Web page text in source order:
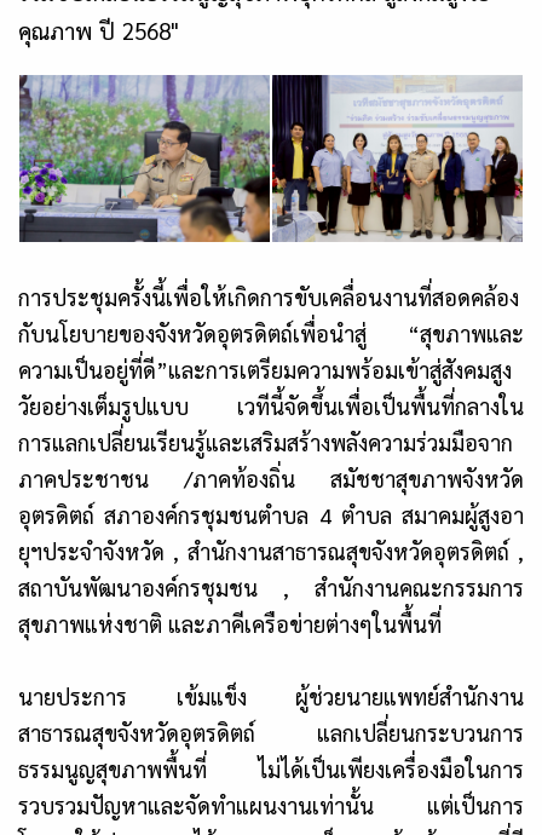
คุณภาพ ปี 2568"
การประชุมครั้งนี้เพื่อให้เกิดการขับเคลื่อนงานที่สอดคล้อง
กับนโยบายของจังหวัดอุตรดิตถ์เพื่อนำสู่ “สุขภาพและ
ความเป็นอยู่ที่ดี”และการเตรียมความพร้อมเข้าสู่สังคมสูง
วัยอย่างเต็มรูปแบบ เวทีนี้จัดขึ้นเพื่อเป็นพื้นที่กลางใน
การแลกเปลี่ยนเรียนรู้และเสริมสร้างพลังความร่วมมือจาก
ภาคประชาชน /ภาคท้องถิ่น สมัชชาสุขภาพจังหวัด
อุตรดิตถ์ สภาองค์กรชุมชนตำบล 4 ตำบล สมาคมผู้สูงอา
ยุฯประจำจังหวัด , สำนักงานสาธารณสุขจังหวัดอุตรดิตถ์ ,
สถาบันพัฒนาองค์กรชุมชน , สำนักงานคณะกรรมการ
สุขภาพแห่งชาติ และภาคีเครือข่ายต่างๆในพื้นที่
นายประการ เข้มแข็ง ผู้ช่วยนายแพทย์สำนักงาน
สาธารณสุขจังหวัดอุตรดิตถ์ แลกเปลี่ยนกระบวนการ
ธรรมนูญสุขภาพพื้นที่ ไม่ได้เป็นเพียงเครื่องมือในการ
รวบรวมปัญหาและจัดทำแผนงานเท่านั้น แต่เป็นการ